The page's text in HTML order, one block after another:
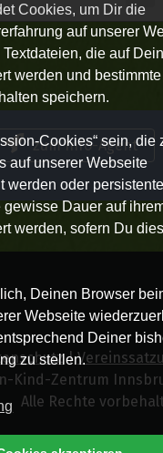
Cookies, um Dir die
auf unserer
die auf
werden und
speichern.
Cookies“ sein, die
auf unserer Webseite
werden oder persistente
Dauer auf
werden, sofern Du
Deinen Browser
Webseite
Deiner
zu stellen.
zum Info-Agent
|
Kind-Zentrum
Alle Rechte